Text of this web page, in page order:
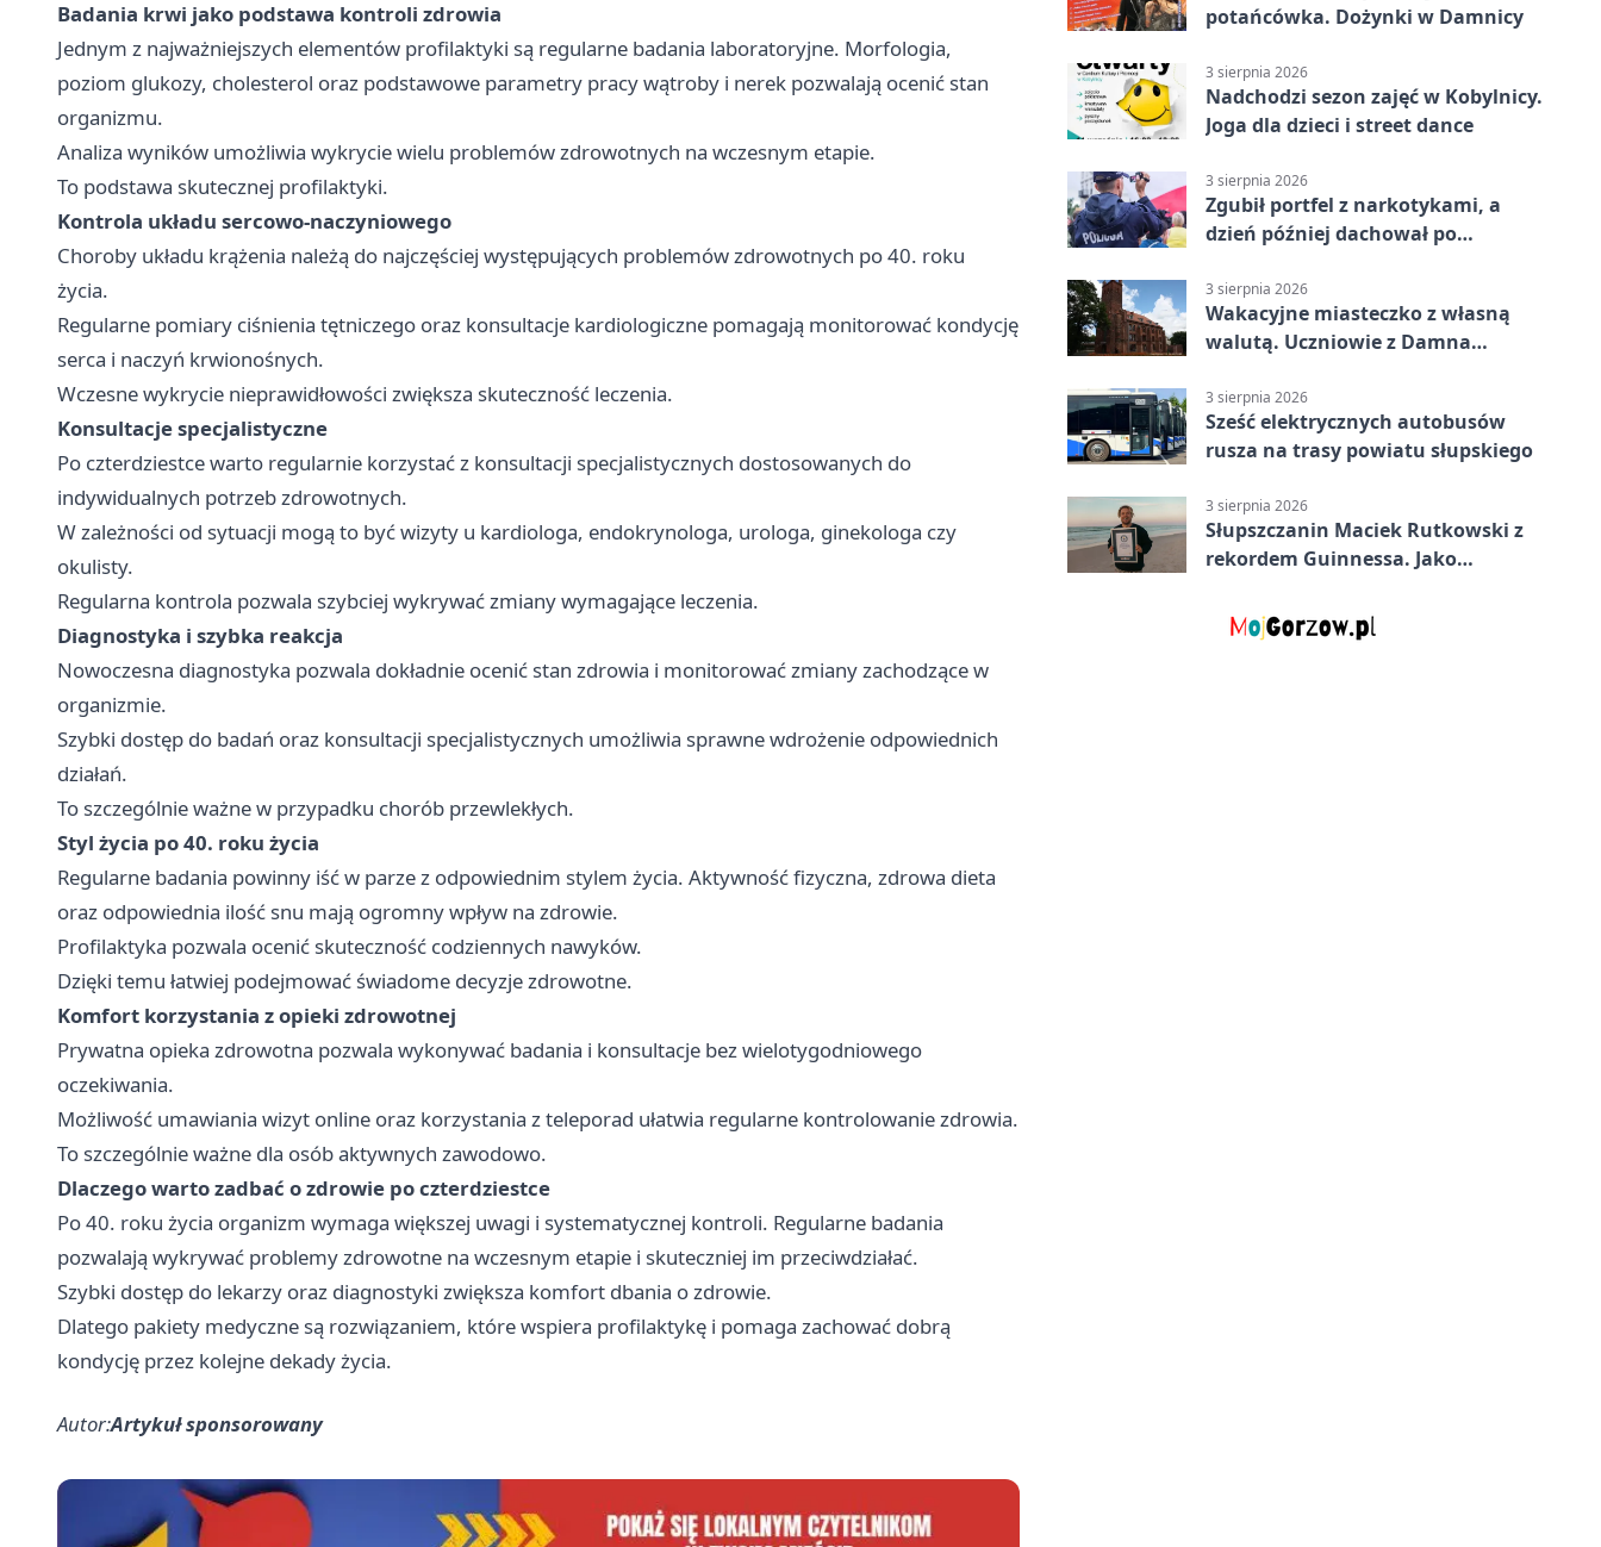
Badania krwi jako podstawa kontroli zdrowia
Jednym z najważniejszych elementów profilaktyki są regularne badania laboratoryjne. Morfologia,
poziom glukozy, cholesterol oraz podstawowe parametry pracy wątroby i nerek pozwalają ocenić stan
organizmu.
Analiza wyników umożliwia wykrycie wielu problemów zdrowotnych na wczesnym etapie.
To podstawa skutecznej profilaktyki.
Kontrola układu sercowo-naczyniowego
Choroby układu krążenia należą do najczęściej występujących problemów zdrowotnych po 40. roku
życia.
Regularne pomiary ciśnienia tętniczego oraz konsultacje kardiologiczne pomagają monitorować kondycję
serca i naczyń krwionośnych.
Wczesne wykrycie nieprawidłowości zwiększa skuteczność leczenia.
Konsultacje specjalistyczne
Po czterdziestce warto regularnie korzystać z konsultacji specjalistycznych dostosowanych do
indywidualnych potrzeb zdrowotnych.
W zależności od sytuacji mogą to być wizyty u kardiologa, endokrynologa, urologa, ginekologa czy
okulisty.
Regularna kontrola pozwala szybciej wykrywać zmiany wymagające leczenia.
Diagnostyka i szybka reakcja
Nowoczesna diagnostyka pozwala dokładnie ocenić stan zdrowia i monitorować zmiany zachodzące w
organizmie.
Szybki dostęp do badań oraz konsultacji specjalistycznych umożliwia sprawne wdrożenie odpowiednich
działań.
To szczególnie ważne w przypadku chorób przewlekłych.
Styl życia po 40. roku życia
Regularne badania powinny iść w parze z odpowiednim stylem życia. Aktywność fizyczna, zdrowa dieta
oraz odpowiednia ilość snu mają ogromny wpływ na zdrowie.
Profilaktyka pozwala ocenić skuteczność codziennych nawyków.
Dzięki temu łatwiej podejmować świadome decyzje zdrowotne.
Komfort korzystania z opieki zdrowotnej
Prywatna opieka zdrowotna pozwala wykonywać badania i konsultacje bez wielotygodniowego
oczekiwania.
Możliwość umawiania wizyt online oraz korzystania z teleporad ułatwia regularne kontrolowanie zdrowia.
To szczególnie ważne dla osób aktywnych zawodowo.
Dlaczego warto zadbać o zdrowie po czterdziestce
Po 40. roku życia organizm wymaga większej uwagi i systematycznej kontroli. Regularne badania
pozwalają wykrywać problemy zdrowotne na wczesnym etapie i skuteczniej im przeciwdziałać.
Szybki dostęp do lekarzy oraz diagnostyki zwiększa komfort dbania o zdrowie.
Dlatego pakiety medyczne są rozwiązaniem, które wspiera profilaktykę i pomaga zachować dobrą
kondycję przez kolejne dekady życia.
Autor:Artykuł sponsorowany
potańcówka. Dożynki w Damnicy
3 sierpnia 2026
Nadchodzi sezon zajęć w Kobylnicy.
Joga dla dzieci i street dance
3 sierpnia 2026
Zgubił portfel z narkotykami, a
dzień później dachował po
3 sierpnia 2026
Wakacyjne miasteczko z własną
walutą. Uczniowie z Damna
3 sierpnia 2026
Sześć elektrycznych autobusów
rusza na trasy powiatu słupskiego
3 sierpnia 2026
Słupszczanin Maciek Rutkowski z
rekordem Guinnessa. Jako
Bałtyk na desce windsurfingowej